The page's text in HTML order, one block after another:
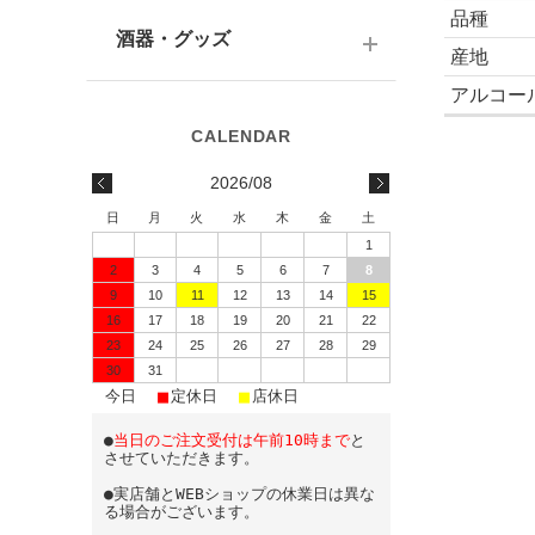
品種
産地
アルコー
九州の日本酒
日本酒-720ml・500ml
日本酒-300ml・360ml
日本酒-180ml
飲みきりサイズ
酒器・グッズ
蔵元エコバッグ
2026/08
日 月 火 水 木 金
土
1
2
3 4 5 6 7
8
9
10 11 12 13 14
15
16
17 18 19 20 21
22
23
24 25 26 27 28
29
30
31
今日 ■ 定休日 ■ 店休日
●当日のご注文受付は午前10時までと
させていただきます。
●実店舗とWEBショップの休業日は異な
る場合がございます。